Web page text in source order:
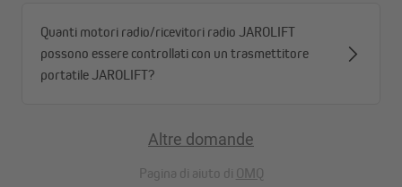
Il ricevitore radio universale di Hirschmann può essere facilmente
aggiornato e rende rapidamente e senza complicazioni una tenda
da sole o una persiana compatibile con la radio. Grazie alla sua
piccola struttura può essere facilmente installato. Ciò avviene
Quanti motori radio/ricevitori radio JAROLIFT
possono essere controllati con un trasmettitore
portatile JAROLIFT?
Altre domande
Pagina di aiuto di OMQ